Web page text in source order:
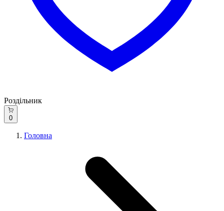
Роздільник
0
Головна